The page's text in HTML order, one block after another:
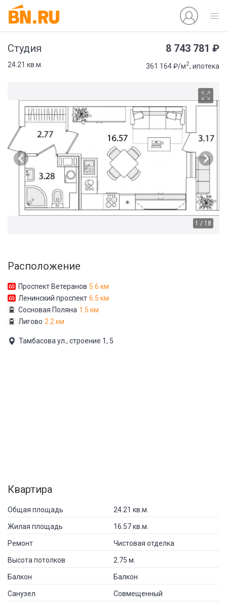
Студия 8 743 781 ₽
24.21 кв.м. 361 164 ₽/м2, ипотека
1 / 18
Расположение
Проспект Ветеранов 5.6 км
Ленинский проспект 6.5 км
Сосновая Поляна 1.5 км
Лигово 2.2 км
Тамбасова ул., строение 1, 5
Квартира
Общая площадь 24.21 кв.м.
Жилая площадь 16.57 кв.м.
Ремонт Чистовая отделка
Высота потолков 2.75 м.
Балкон Балкон
Санузел Совмещенный